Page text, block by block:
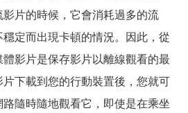
片的時候，它會消耗過多的流
定而出現卡頓的情況。因此，從
影片是保存影片以離線觀看的最
下載到您的行動裝置後，您就可
路隨時隨地觀看它，即使是在乘坐